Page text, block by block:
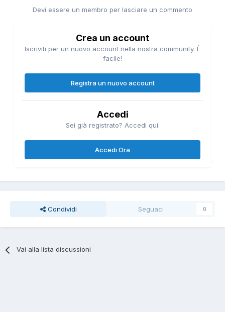
Devi essere un membro per lasciare un commento
Crea un account
Iscriviti per un nuovo account nella nostra community. È
facile!
Registra un nuovo account
Accedi
Sei già registrato? Accedi qui.
Accedi Ora
Condividi Seguaci 0
Vai alla lista discussioni